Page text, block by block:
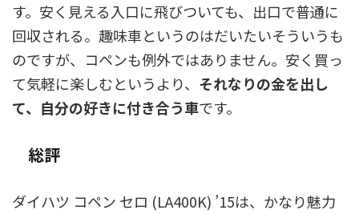
す。安く見える入口に飛びついても、出口で普通に
回収される。趣味車というのはだいたいそういうも
のですが、コペンも例外ではありません。安く買っ
て気軽に楽しむというより、 それなりの金を出し
て、自分の好きに付き合う車です。
総評
ダイハツ コペン セロ (LA400K) ’15は、かなり魅力